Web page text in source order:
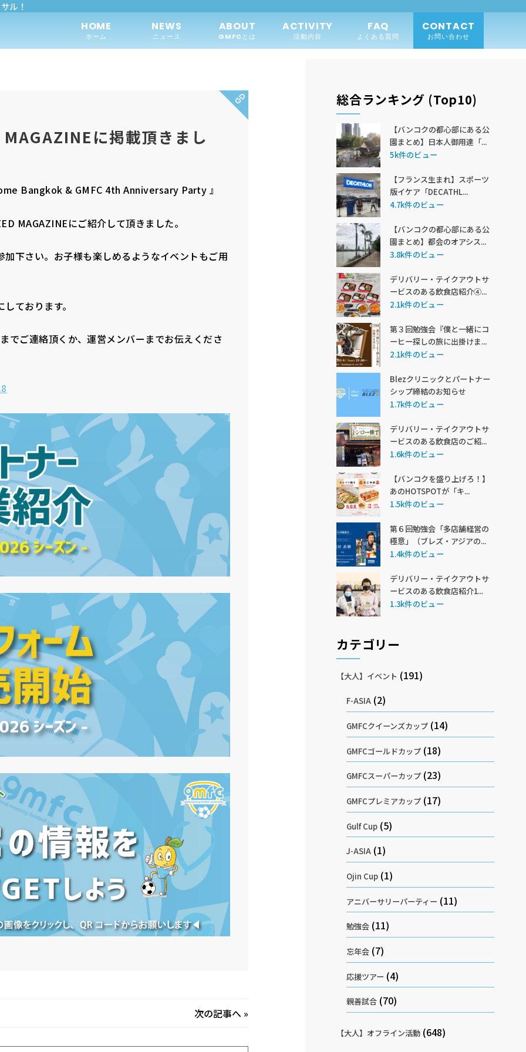
ル！
HOME
ホーム
NEWS
ニュース
ABOUT
GMFCとは
ACTIVITY
活動内容
FAQ
よくある質問
CONTACT
お問い合わせ
に掲載頂きまし
Bangkok & GMFC 4th Anniversary Party 』
MAGAZINEにご紹介して頂きました。
下さい。お子様も楽しめるようなイベントもご用
ております。
ご連絡頂くか、運営メンバーまでお伝えくださ
次の記事へ »
総合ランキング (Top10)
【バンコクの都心部にある公
園まとめ】日本人御用達「...
5k件のビュー
【フランス生まれ】スポーツ
版イケア「DECATHL...
4.7k件のビュー
【バンコクの都心部にある公
園まとめ】都会のオアシス...
3.8k件のビュー
デリバリー・テイクアウトサ
ービスのある飲食店紹介④...
2.1k件のビュー
第３回勉強会『僕と一緒にコ
ーヒー探しの旅に出掛けま...
2.1k件のビュー
Blezクリニックとパートナー
シップ締結のお知らせ
1.7k件のビュー
デリバリー・テイクアウトサ
ービスのある飲食店のご紹...
1.6k件のビュー
【バンコクを盛り上げろ！】
あのHOTSPOTが「キ...
1.5k件のビュー
第６回勉強会「多店舗経営の
極意」（ブレズ・アジアの...
1.4k件のビュー
デリバリー・テイクアウトサ
ービスのある飲食店紹介1...
1.3k件のビュー
カテゴリー
【大人】イベント (191)
F-ASIA(2)
GMFCクイーンズカップ(14)
GMFCゴールドカップ(18)
GMFCスーパーカップ(23)
GMFCプレミアカップ(17)
Gulf Cup(5)
J-ASIA(1)
Ojin Cup(1)
アニバーサリーパーティー (11)
勉強会(11)
忘年会(7)
応援ツアー (4)
親善試合(70)
【大人】オフライン活動 (648)